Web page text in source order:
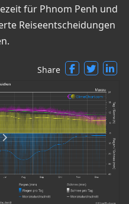
für Phnom Penh und
Reiseentscheidungen
Share